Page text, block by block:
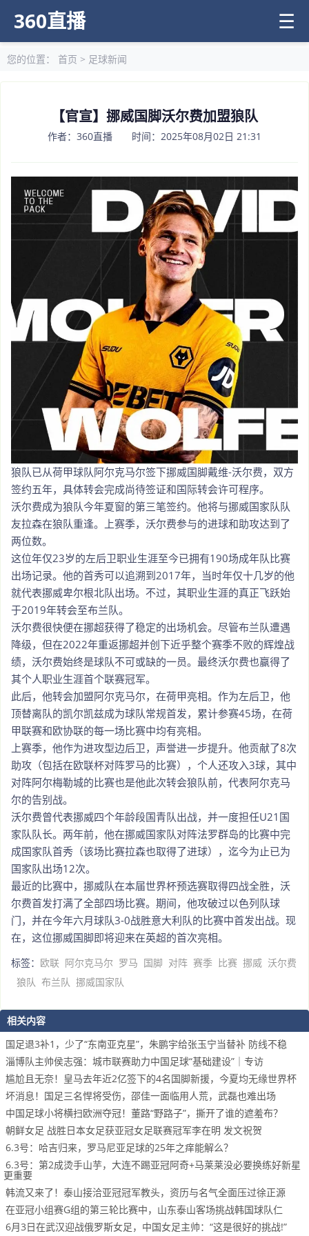
360直播 ☰
您的位置： 首页 > 足球新闻
【官宣】挪威国脚沃尔费加盟狼队
作者：360直播 时间：2025年08月02日 21:31
狼队已从荷甲球队阿尔克马尔签下挪威国脚戴维-沃尔费，双方
签约五年，具体转会完成尚待签证和国际转会许可程序。
沃尔费成为狼队今年夏窗的第三笔签约。他将与挪威国家队队
友拉森在狼队重逢。上赛季，沃尔费参与的进球和助攻达到了
两位数。
这位年仅23岁的左后卫职业生涯至今已拥有190场成年队比赛
出场记录。他的首秀可以追溯到2017年，当时年仅十几岁的他
就代表挪威卑尔根北队出场。不过，其职业生涯的真正飞跃始
于2019年转会至布兰队。
沃尔费很快便在挪超获得了稳定的出场机会。尽管布兰队遭遇
降级，但在2022年重返挪超并创下近乎整个赛季不败的辉煌战
绩，沃尔费始终是球队不可或缺的一员。最终沃尔费也赢得了
其个人职业生涯首个联赛冠军。
此后，他转会加盟阿尔克马尔，在荷甲亮相。作为左后卫，他
顶替离队的凯尔凯兹成为球队常规首发，累计参赛45场，在荷
甲联赛和欧协联的每一场比赛中均有亮相。
上赛季，他作为进攻型边后卫，声誉进一步提升。他贡献了8次
助攻（包括在欧联杯对阵罗马的比赛），个人还攻入3球，其中
对阵阿尔梅勒城的比赛也是他此次转会狼队前，代表阿尔克马
尔的告别战。
沃尔费曾代表挪威四个年龄段国青队出战，并一度担任U21国
家队队长。两年前，他在挪威国家队对阵法罗群岛的比赛中完
成国家队首秀（该场比赛拉森也取得了进球），迄今为止已为
国家队出场12次。
最近的比赛中，挪威队在本届世界杯预选赛取得四战全胜，沃
尔费首发打满了全部四场比赛。期间，他攻破过以色列队球
门，并在今年六月球队3-0战胜意大利队的比赛中首发出战。现
在，这位挪威国脚即将迎来在英超的首次亮相。
标签： 欧联 阿尔克马尔 罗马 国脚 对阵 赛季 比赛 挪威 沃尔费
狼队 布兰队 挪威国家队
相关内容
国足退3补1，少了“东南亚克星”，朱鹏宇给张玉宁当替补 防线不稳
淄博队主帅侯志强：城市联赛助力中国足球“基础建设”｜专访
尴尬且无奈！皇马去年近2亿签下的4名国脚新援，今夏均无缘世界杯
坏消息！国足三名悍将受伤，邵佳一面临用人荒，武磊也难出场
中国足球小将横扫欧洲夺冠！董路“野路子”，撕开了谁的遮羞布？
朝鲜女足 战胜日本女足获亚冠女足联赛冠军李在明 发文祝贺
6.3号：哈吉归来，罗马尼亚足球的25年之痒能解么？
6.3号：第2成烫手山芋，大连不踢亚冠阿奇+马莱莱没必要换练好新星
更重要
韩流又来了！泰山接洽亚冠冠军教头，资历与名气全面压过徐正源
在亚冠小组赛G组的第三轮比赛中，山东泰山客场挑战韩国球队仁
6月3日在武汉迎战俄罗斯女足，中国女足主帅：“这是很好的挑战!”